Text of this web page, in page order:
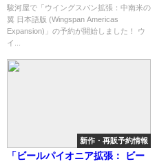
Americas Expansion)」の概略
と予約購入可能なショップ紹
介！
駿河屋で「ウイングスパン拡張：中南米の
翼 日本語版 (Wingspan Americas
Expansion)」の予約が開始しました！ ウ
イ...
新作・再販予約情報
「ビールパイオニア拡張： ビー